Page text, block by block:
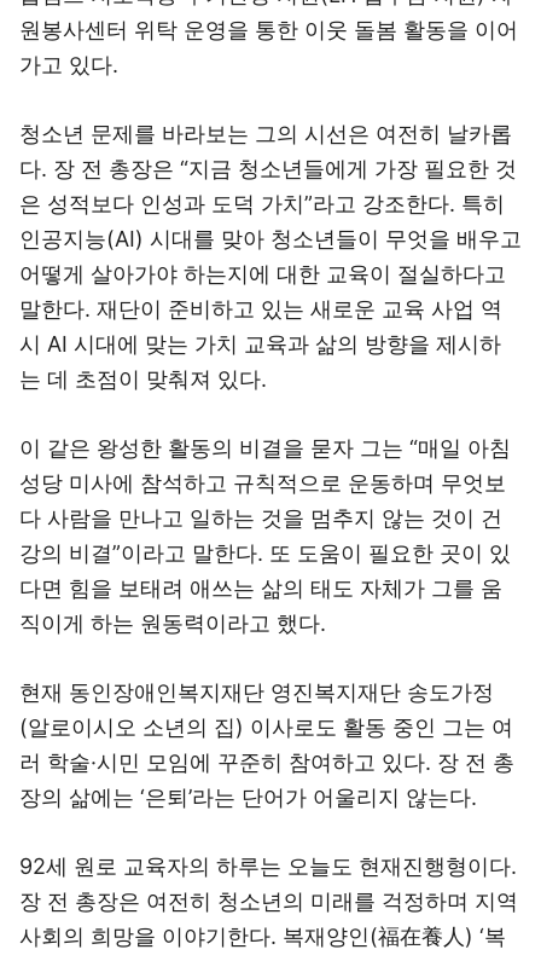
원봉사센터 위탁 운영을 통한 이웃 돌봄 활동을 이어
가고 있다.
청소년 문제를 바라보는 그의 시선은 여전히 날카롭
다. 장 전 총장은 “지금 청소년들에게 가장 필요한 것
은 성적보다 인성과 도덕 가치”라고 강조한다. 특히
인공지능(AI) 시대를 맞아 청소년들이 무엇을 배우고
어떻게 살아가야 하는지에 대한 교육이 절실하다고
말한다. 재단이 준비하고 있는 새로운 교육 사업 역
시 AI 시대에 맞는 가치 교육과 삶의 방향을 제시하
는 데 초점이 맞춰져 있다.
이 같은 왕성한 활동의 비결을 묻자 그는 “매일 아침
성당 미사에 참석하고 규칙적으로 운동하며 무엇보
다 사람을 만나고 일하는 것을 멈추지 않는 것이 건
강의 비결”이라고 말한다. 또 도움이 필요한 곳이 있
다면 힘을 보태려 애쓰는 삶의 태도 자체가 그를 움
직이게 하는 원동력이라고 했다.
현재 동인장애인복지재단 영진복지재단 송도가정
(알로이시오 소년의 집) 이사로도 활동 중인 그는 여
러 학술·시민 모임에 꾸준히 참여하고 있다. 장 전 총
장의 삶에는 ‘은퇴’라는 단어가 어울리지 않는다.
92세 원로 교육자의 하루는 오늘도 현재진행형이다.
장 전 총장은 여전히 청소년의 미래를 걱정하며 지역
사회의 희망을 이야기한다. 복재양인(福在養人) ‘복